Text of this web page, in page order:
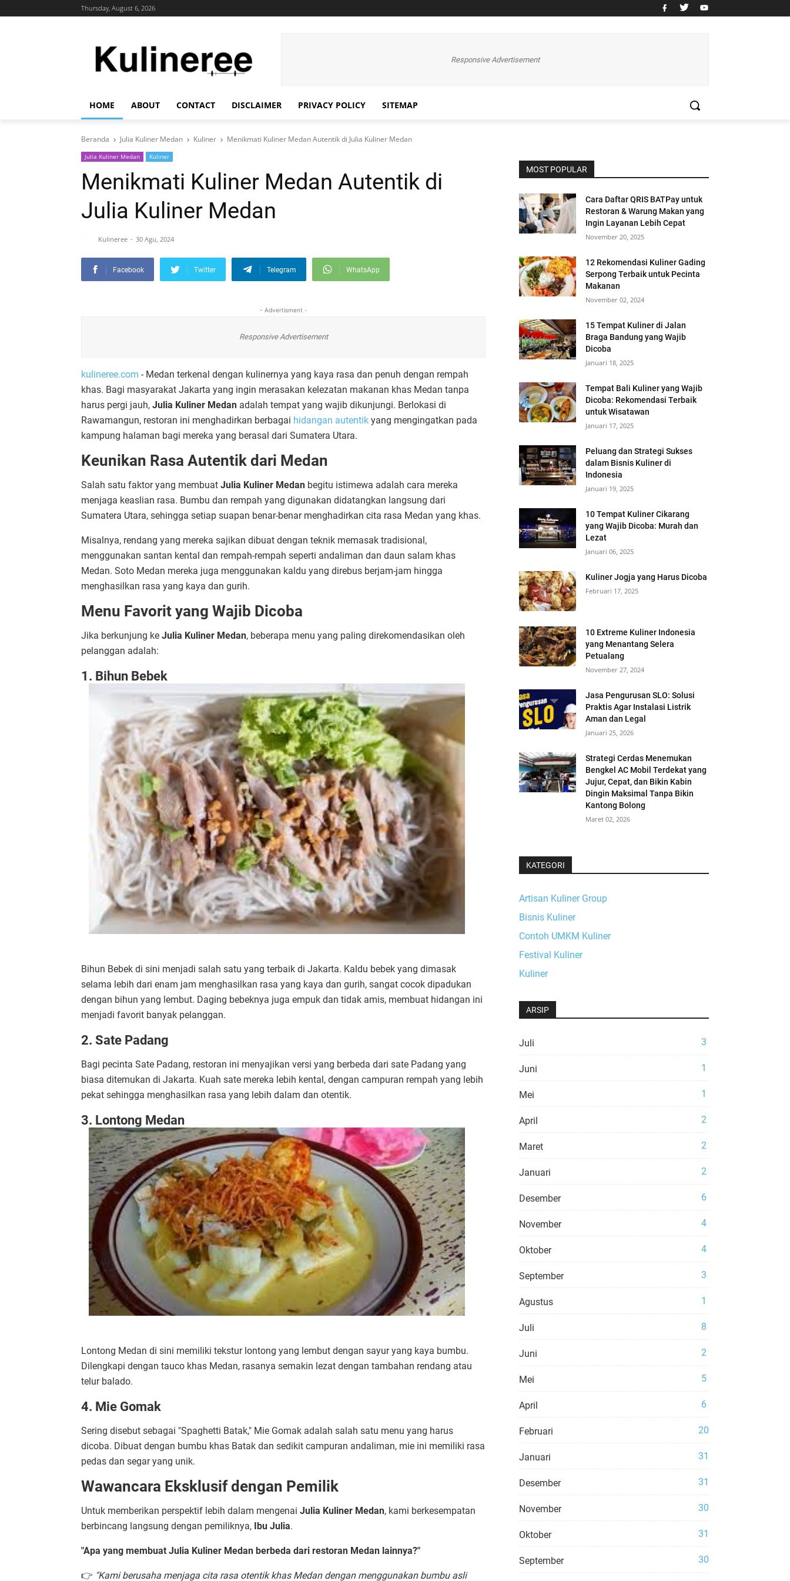
Thursday, August 6, 2026
Responsive Advertisement
HOME ABOUT CONTACT DISCLAIMER PRIVACY POLICY SITEMAP
Beranda Julia Kuliner Medan Kuliner Menikmati Kuliner Medan Autentik di Julia Kuliner Medan
Julia Kuliner Medan Kuliner
Menikmati Kuliner Medan Autentik di
Julia Kuliner Medan
Kulineree 30 Agu, 2024
Facebook Twitter Telegram WhatsApp
- Advertisment -
Responsive Advertisement
kulineree.com - Medan terkenal dengan kulinernya yang kaya rasa dan penuh dengan rempah
khas. Bagi masyarakat Jakarta yang ingin merasakan kelezatan makanan khas Medan tanpa
harus pergi jauh, Julia Kuliner Medan adalah tempat yang wajib dikunjungi. Berlokasi di
Rawamangun, restoran ini menghadirkan berbagai hidangan autentik yang mengingatkan pada
kampung halaman bagi mereka yang berasal dari Sumatera Utara.
Keunikan Rasa Autentik dari Medan
Salah satu faktor yang membuat Julia Kuliner Medan begitu istimewa adalah cara mereka
menjaga keaslian rasa. Bumbu dan rempah yang digunakan didatangkan langsung dari
Sumatera Utara, sehingga setiap suapan benar-benar menghadirkan cita rasa Medan yang khas.
Misalnya, rendang yang mereka sajikan dibuat dengan teknik memasak tradisional,
menggunakan santan kental dan rempah-rempah seperti andaliman dan daun salam khas
Medan. Soto Medan mereka juga menggunakan kaldu yang direbus berjam-jam hingga
menghasilkan rasa yang kaya dan gurih.
Menu Favorit yang Wajib Dicoba
Jika berkunjung ke Julia Kuliner Medan, beberapa menu yang paling direkomendasikan oleh
pelanggan adalah:
1. Bihun Bebek
Bihun Bebek di sini menjadi salah satu yang terbaik di Jakarta. Kaldu bebek yang dimasak
selama lebih dari enam jam menghasilkan rasa yang kaya dan gurih, sangat cocok dipadukan
dengan bihun yang lembut. Daging bebeknya juga empuk dan tidak amis, membuat hidangan ini
menjadi favorit banyak pelanggan.
2. Sate Padang
Bagi pecinta Sate Padang, restoran ini menyajikan versi yang berbeda dari sate Padang yang
biasa ditemukan di Jakarta. Kuah sate mereka lebih kental, dengan campuran rempah yang lebih
pekat sehingga menghasilkan rasa yang lebih dalam dan otentik.
3. Lontong Medan
Lontong Medan di sini memiliki tekstur lontong yang lembut dengan sayur yang kaya bumbu.
Dilengkapi dengan tauco khas Medan, rasanya semakin lezat dengan tambahan rendang atau
telur balado.
4. Mie Gomak
Sering disebut sebagai "Spaghetti Batak," Mie Gomak adalah salah satu menu yang harus
dicoba. Dibuat dengan bumbu khas Batak dan sedikit campuran andaliman, mie ini memiliki rasa
pedas dan segar yang unik.
Wawancara Eksklusif dengan Pemilik
Untuk memberikan perspektif lebih dalam mengenai Julia Kuliner Medan, kami berkesempatan
berbincang langsung dengan pemiliknya,
Ibu Julia.
"Apa yang membuat Julia Kuliner Medan berbeda dari restoran Medan lainnya?"
👉 "Kami berusaha menjaga cita rasa otentik khas Medan dengan menggunakan bumbu asli
MOST POPULAR
Cara Daftar QRIS BATPay untuk
Restoran & Warung Makan yang
Ingin Layanan Lebih Cepat
November 20, 2025
12 Rekomendasi Kuliner Gading
Serpong Terbaik untuk Pecinta
Makanan
November 02, 2024
15 Tempat Kuliner di Jalan
Braga Bandung yang Wajib
Dicoba
Januari 18, 2025
Tempat Bali Kuliner yang Wajib
Dicoba: Rekomendasi Terbaik
untuk Wisatawan
Januari 17, 2025
Peluang dan Strategi Sukses
dalam Bisnis Kuliner di
Indonesia
Januari 19, 2025
10 Tempat Kuliner Cikarang
yang Wajib Dicoba: Murah dan
Lezat
Januari 06, 2025
Kuliner Jogja yang Harus Dicoba
Februari 17, 2025
10 Extreme Kuliner Indonesia
yang Menantang Selera
Petualang
November 27, 2024
Jasa Pengurusan SLO: Solusi
Praktis Agar Instalasi Listrik
Aman dan Legal
Januari 25, 2026
Strategi Cerdas Menemukan
Bengkel AC Mobil Terdekat yang
Jujur, Cepat, dan Bikin Kabin
Dingin Maksimal Tanpa Bikin
Kantong Bolong
Maret 02, 2026
KATEGORI
Artisan Kuliner Group
Bisnis Kuliner
Contoh UMKM Kuliner
Festival Kuliner
Kuliner
ARSIP
Juli 3
Juni 1
Mei 1
April 2
Maret 2
Januari 2
Desember 6
November 4
Oktober 4
September 3
Agustus 1
Juli 8
Juni 2
Mei 5
April 6
Februari 20
Januari 31
Desember 31
November 30
Oktober 31
September 30